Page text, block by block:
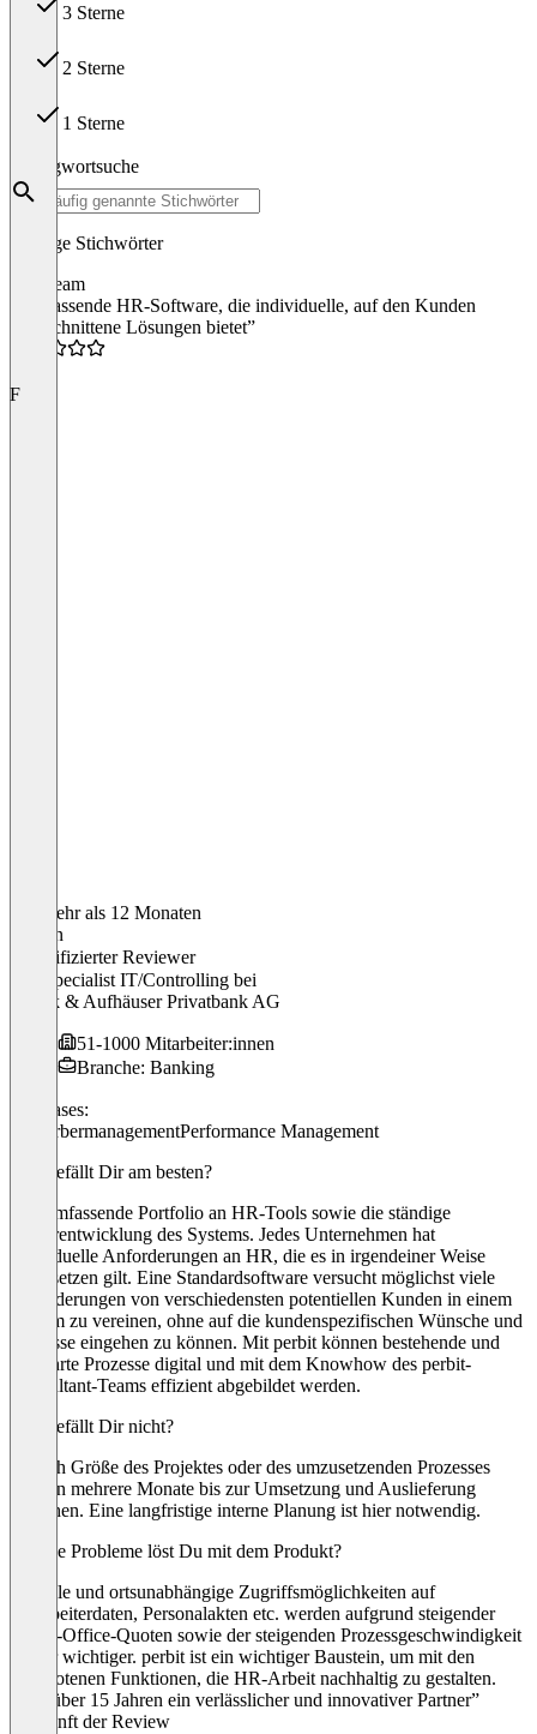
3 Sterne
2 Sterne
1 Sterne
Schlagwortsuche
Häufige Stichwörter
windream
“Umfassende HR-Software, die individuelle, auf den Kunden
zugeschnittene Lösungen bietet”
F
Vor mehr als 12 Monaten
Florian
Verifizierter Reviewer
HR-Specialist IT/Controlling bei
Hauck & Aufhäuser Privatbank AG
51-1000 Mitarbeiter:innen
Branche: Banking
Use cases:
BewerbermanagementPerformance Management
Was gefällt Dir am besten?
Das umfassende Portfolio an HR-Tools sowie die ständige
Weiterentwicklung des Systems. Jedes Unternehmen hat
individuelle Anforderungen an HR, die es in irgendeiner Weise
umzusetzen gilt. Eine Standardsoftware versucht möglichst viele
Anforderungen von verschiedensten potentiellen Kunden in einem
System zu vereinen, ohne auf die kundenspezifischen Wünsche und
Prozesse eingehen zu können. Mit perbit können bestehende und
bewährte Prozesse digital und mit dem Knowhow des perbit-
Consultant-Teams effizient abgebildet werden.
Was gefällt Dir nicht?
Je nach Größe des Projektes oder des umzusetzenden Prozesses
können mehrere Monate bis zur Umsetzung und Auslieferung
vergehen. Eine langfristige interne Planung ist hier notwendig.
Welche Probleme löst Du mit dem Produkt?
Flexible und ortsunabhängige Zugriffsmöglichkeiten auf
Mitarbeiterdaten, Personalakten etc. werden aufgrund steigender
Home-Office-Quoten sowie der steigenden Prozessgeschwindigkeit
immer wichtiger. perbit ist ein wichtiger Baustein, um mit den
angebotenen Funktionen, die HR-Arbeit nachhaltig zu gestalten.
“Seit über 15 Jahren ein verlässlicher und innovativer Partner”
Herkunft der Review